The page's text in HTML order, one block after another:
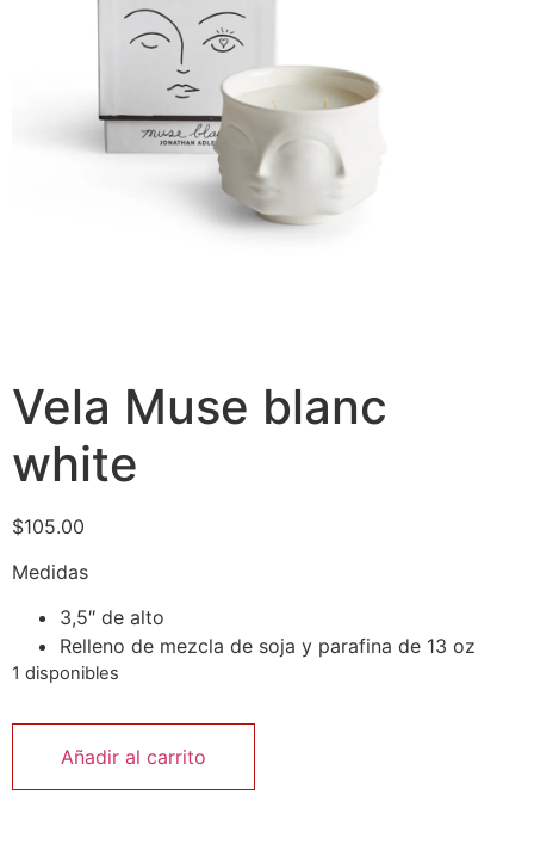
Vela Muse blanc
white
$105.00
Medidas
3,5″ de alto
Relleno de mezcla de soja y parafina de 13 oz
1 disponibles
Añadir al carrito